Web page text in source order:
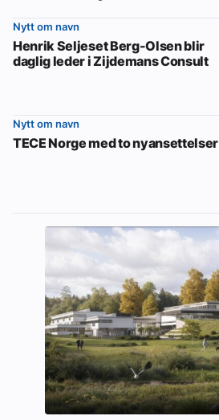
Nytt om navn
Henrik Seljeset Berg-Olsen blir
daglig leder i Zijdemans Consult
Nytt om navn
TECE Norge med to nyansettelser